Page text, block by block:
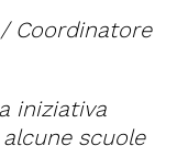
Coordinatore
iniziativa
scuole